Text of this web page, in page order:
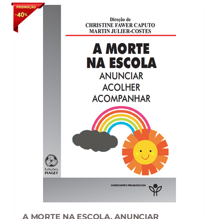
A MORTE NA ESCOLA. ANUNCIAR